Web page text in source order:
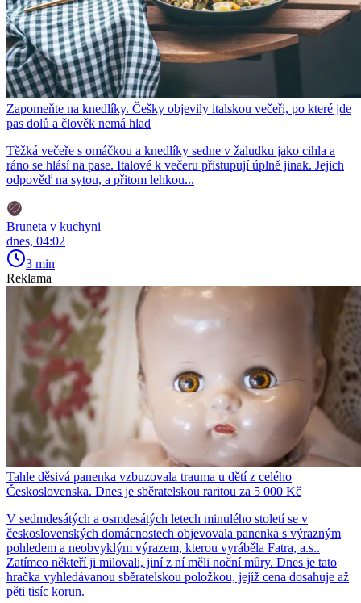
Zapomeňte na knedlíky. Češky objevily italskou večeři, po které jde
pas dolů a člověk nemá hlad
Těžká večeře s omáčkou a knedlíky sedne v žaludku jako cihla a
ráno se hlásí na pase. Italové k večeru přistupují úplně jinak. Jejich
odpověď na sytou, a přitom lehkou...
Bruneta v kuchyni
dnes, 04:02
3 min
Reklama
Tahle děsivá panenka vzbuzovala trauma u dětí z celého
Československa. Dnes je sběratelskou raritou za 5 000 Kč
V sedmdesátých a osmdesátých letech minulého století se v
československých domácnostech objevovala panenka s výrazným
pohledem a neobvyklým výrazem, kterou vyráběla Fatra, a.s..
Zatímco někteří ji milovali, jiní z ní měli noční můry. Dnes je tato
hračka vyhledávanou sběratelskou položkou, jejíž cena dosahuje až
pěti tisíc korun.